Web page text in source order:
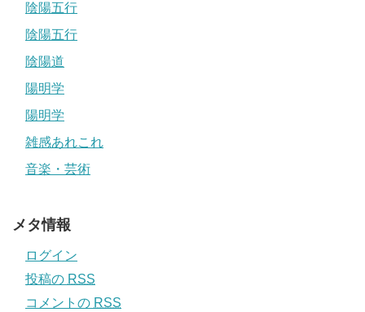
陰陽五行
陰陽五行
陰陽道
陽明学
陽明学
雑感あれこれ
音楽・芸術
メタ情報
ログイン
投稿の RSS
コメントの RSS